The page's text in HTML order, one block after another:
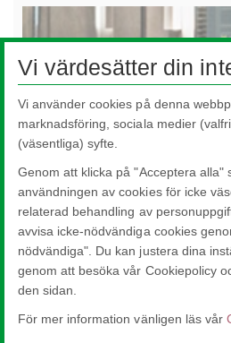
Badrum
Vi värdesätter din
Vi använder cookies på denna
marknadsföring, sociala medier
(väsentliga) syfte.
Genom att klicka på "Acceptera alla"
användningen av cookies för icke
relaterad behandling av
avvisa icke-nödvändiga cookies
nödvändiga". Du kan justera dina
genom att besöka vår Cookiepolicy
den sidan.
För mer information vänligen läs vår